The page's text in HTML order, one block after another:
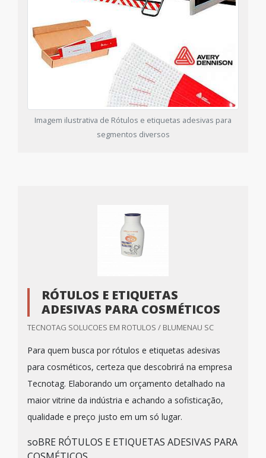
Imagem ilustrativa de Rótulos e etiquetas adesivas para
segmentos diversos
RÓTULOS E ETIQUETAS
ADESIVAS PARA COSMÉTICOS
TECNOTAG SOLUCOES EM ROTULOS / BLUMENAU SC
Para quem busca por rótulos e etiquetas adesivas
para cosméticos, certeza que descobrirá na empresa
Tecnotag. Elaborando um orçamento detalhado na
maior vitrine da indústria e achando a sofisticação,
qualidade e preço justo em um só lugar.
soBRE RÓTULOS E ETIQUETAS ADESIVAS PARA